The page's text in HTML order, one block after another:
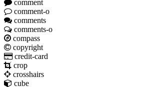
comment
comment-o
comments
comments-o
compass
copyright
credit-card
crop
crosshairs
cube